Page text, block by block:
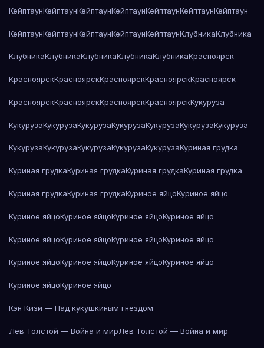
КейптаунКейптаунКейптаунКейптаунКейптаунКейптаунКейптаун
КейптаунКейптаунКейптаунКейптаунКейптаунКлубникаКлубника
КлубникаКлубникаКлубникаКлубникаКлубникаКрасноярск
КрасноярскКрасноярскКрасноярскКрасноярскКрасноярск
КрасноярскКрасноярскКрасноярскКрасноярскКукуруза
КукурузаКукурузаКукурузаКукурузаКукурузаКукурузаКукуруза
КукурузаКукурузаКукурузаКукурузаКукурузаКуриная грудка
Куриная грудкаКуриная грудкаКуриная грудкаКуриная грудка
Куриная грудкаКуриная грудкаКуриное яйцоКуриное яйцо
Куриное яйцоКуриное яйцоКуриное яйцоКуриное яйцо
Куриное яйцоКуриное яйцоКуриное яйцоКуриное яйцо
Куриное яйцоКуриное яйцоКуриное яйцоКуриное яйцо
Куриное яйцоКуриное яйцо
Кэн Кизи — Над кукушкиным гнездом
Лев Толстой — Война и мирЛев Толстой — Война и мир